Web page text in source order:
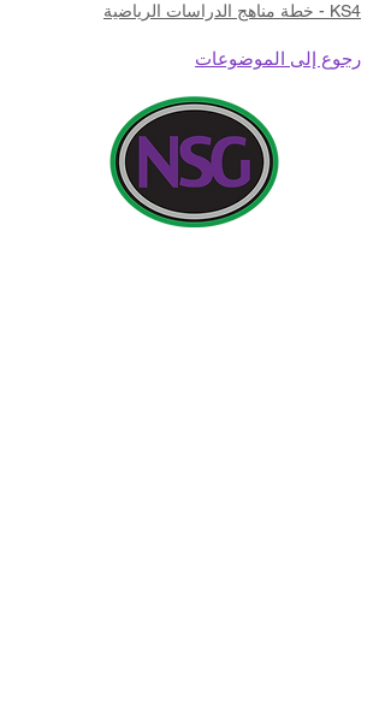
KS4 - خطة مناهج الدراسات الرياضية
رجوع إلى الموضوعات